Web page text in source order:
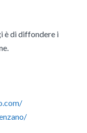
è di diffondere i